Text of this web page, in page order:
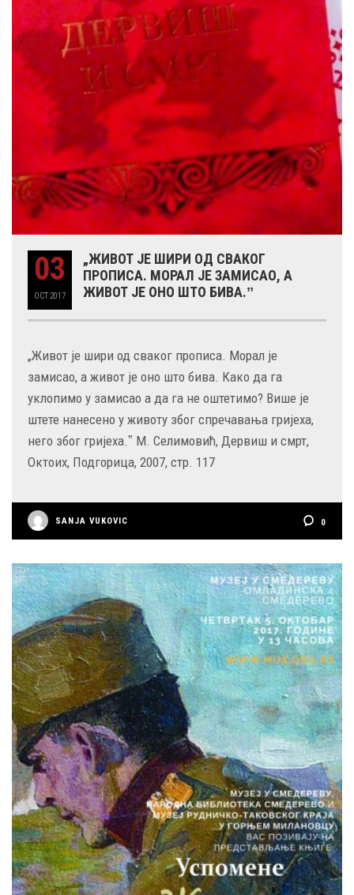
03
OCT 2017
„ЖИВОТ ЈЕ ШИРИ ОД СВАКОГ
ПРОПИСА. МОРАЛ ЈЕ ЗАМИСАО, А
ЖИВОТ ЈЕ ОНО ШТО БИВА.ˮ
„Живот је шири од сваког прописа. Морал је
замисао, а живот је оно што бива. Како да га
уклопимо у замисао а да га не оштетимо? Више је
штете нанесено у животу због спречавања гријеха,
него због гријеха.ˮ М. Селимовић, Дервиш и смрт,
Октоих, Подгорица, 2007, стр. 117
SANJA VUKOVIC 0